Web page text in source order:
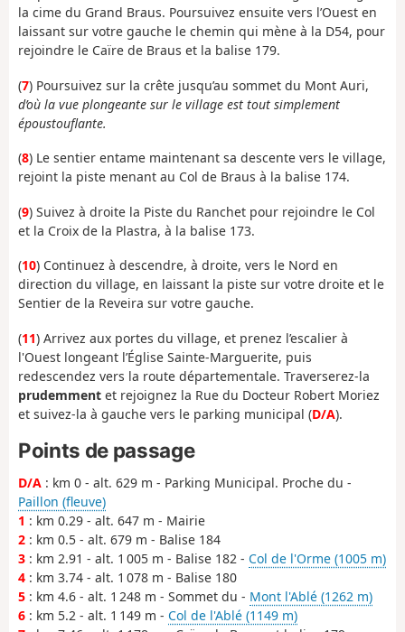
la cime du Grand Braus. Poursuivez ensuite vers l’Ouest en
laissant sur votre gauche le chemin qui mène à la D54, pour
rejoindre le Caïre de Braus et la balise 179.
(7) Poursuivez sur la crête jusqu’au sommet du Mont Auri,
d’où la vue plongeante sur le village est tout simplement
époustouflante.
(8) Le sentier entame maintenant sa descente vers le village,
rejoint la piste menant au Col de Braus à la balise 174.
(9) Suivez à droite la Piste du Ranchet pour rejoindre le Col
et la Croix de la Plastra, à la balise 173.
(10) Continuez à descendre, à droite, vers le Nord en
direction du village, en laissant la piste sur votre droite et le
Sentier de la Reveira sur votre gauche.
(11) Arrivez aux portes du village, et prenez l’escalier à
l'Ouest longeant l’Église Sainte-Marguerite, puis
redescendez vers la route départementale. Traverserez-la
prudemment et rejoignez la Rue du Docteur Robert Moriez
et suivez-la à gauche vers le parking municipal (D/A).
Points de passage
D/A : km 0 - alt. 629 m - Parking Municipal. Proche du -
Paillon (fleuve)
1 : km 0.29 - alt. 647 m - Mairie
2 : km 0.5 - alt. 679 m - Balise 184
3 : km 2.91 - alt. 1 005 m - Balise 182 - Col de l'Orme (1005 m)
4 : km 3.74 - alt. 1 078 m - Balise 180
5 : km 4.6 - alt. 1 248 m - Sommet du - Mont l'Ablé (1262 m)
6 : km 5.2 - alt. 1 149 m - Col de l'Ablé (1149 m)